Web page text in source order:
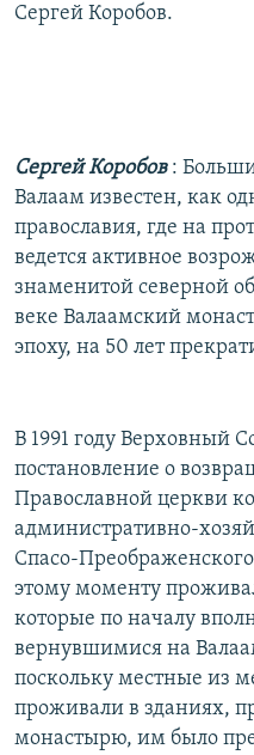
Сергей Коробов.
Сергей Коробов :
Валаам известен, как
православия, где на
ведется активное
знаменитой северной
веке Валаамский
эпоху, на 50 лет
В 1991 году Верховный
постановление о
Православной церкви
административно-
Спасо-
этому моменту
которые по началу
вернувшимися на
поскольку местные из
проживали в зданиях,
монастырю, им было